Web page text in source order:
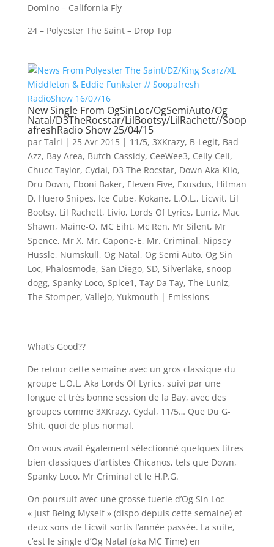
Domino – California Fly
24 – Polyester The Saint – Drop Top
New Single From OgSinLoc/OgSemiAuto/Og
Natal/D3TheRocstar/LilBootsy/LilRachett//Soop
afreshRadio Show 25/04/15
par Talri | 25 Avr 2015| 11/5, 3XKrazy, B-Legit, Bad
Azz, Bay Area, Butch Cassidy, CeeWee3, Celly Cell,
Chucc Taylor, Cydal, D3 The Rocstar, Down Aka Kilo,
Dru Down, Eboni Baker, Eleven Five, Exusdus, Hitman
D, Huero Snipes, Ice Cube, Kokane, L.O.L., Licwit, Lil
Bootsy, Lil Rachett, Livio, Lords Of Lyrics, Luniz, Mac
Shawn, Maine-O, MC Eiht, Mc Ren, Mr Silent, Mr
Spence, Mr X, Mr. Capone-E, Mr. Criminal, Nipsey
Hussle, Numskull, Og Natal, Og Semi Auto, Og Sin
Loc, Phalosmode, San Diego, SD, Silverlake, snoop
dogg, Spanky Loco, Spice1 , Tay Da Tay, The Luniz,
The Stomper, Vallejo, Yukmouth | Emissions
What’s Good??
De retour cette semaine avec un gros classique du
groupe L.O.L. Aka Lords Of Lyrics, suivi par une
longue et très bonne session de la Bay, avec des
groupes comme 3XKrazy, Cydal, 11/5… Que Du G-
Shit, quoi de plus normal.
On vous avait également sélectionné quelques titres
bien classiques d’artistes Chicanos, tels que Down,
Spanky Loco, Mr Criminal et le H.P.G.
On poursuit avec une grosse tuerie d’Og Sin Loc
« Just Being Myself » (dispo depuis cette semaine) et
deux sons de Licwit sortis l’année passée. La suite,
c’est le single d’Og Natal (aka MC Time) en